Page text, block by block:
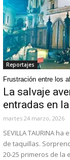
Reportajes
Frustración entre los
La salvaje
entradas en
martes 24 marzo, 2026
SEVILLA TAURINA
de taquillas.
20-25 primeros de la